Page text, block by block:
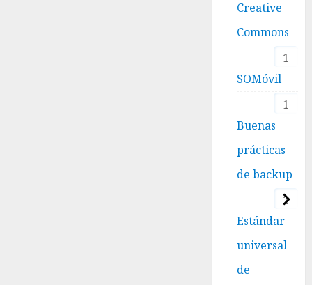
Creative
Commons
1
SOMóvil
1
Buenas
prácticas
de backup
1
Estándar
universal
de